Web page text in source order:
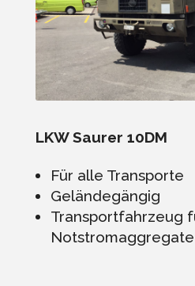
LKW Saurer 10DM
Für alle Transporte
Geländegängig
Transportfahrzeug